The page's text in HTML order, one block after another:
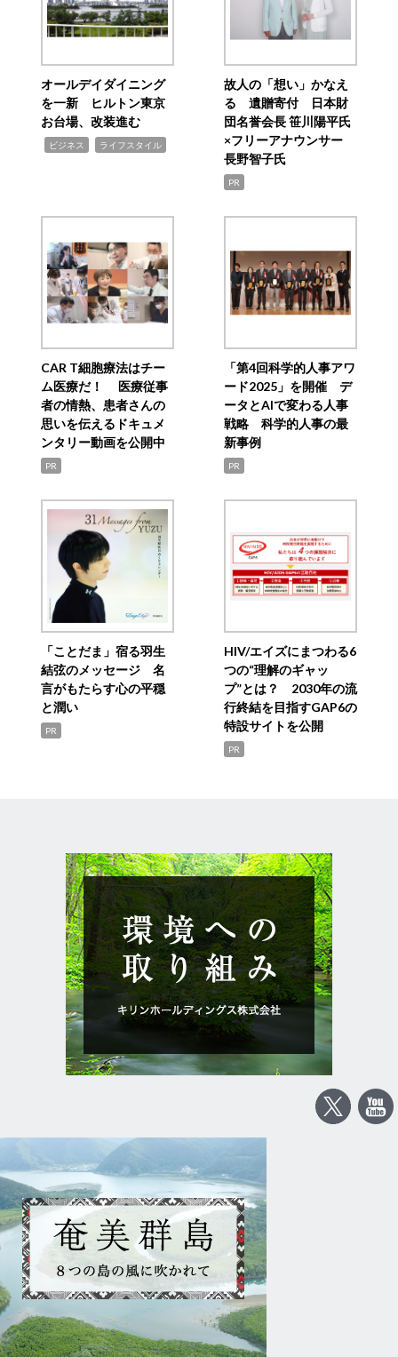
オールデイダイニング
を一新 ヒルトン東京
お台場、改装進む
ビジネス ライフスタイル
故人の「想い」かなえ
る 遺贈寄付 日本財
団名誉会長 笹川陽平氏
×フリーアナウンサー
長野智子氏
PR
CAR T細胞療法はチー
ム医療だ！ 医療従事
者の情熱、患者さんの
思いを伝えるドキュメ
ンタリー動画を公開中
PR
「第4回科学的人事アワ
ード2025」を開催 デ
ータとAIで変わる人事
戦略 科学的人事の最
新事例
PR
「ことだま」宿る羽生
結弦のメッセージ 名
言がもたらす心の平穏
と潤い
PR
HIV/エイズにまつわる6
つの“理解のギャッ
プ”とは？ 2030年の流
行終結を目指すGAP6の
特設サイトを公開
PR